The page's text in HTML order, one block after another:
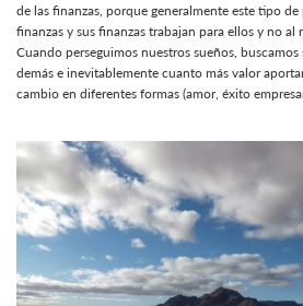
de las finanzas, porque generalmente este tipo
finanzas y sus finanzas trabajan para ellos y no al
Cuando perseguimos nuestros sueños,
demás e inevitablemente cuanto más valor
cambio en diferentes formas (amor, éxito